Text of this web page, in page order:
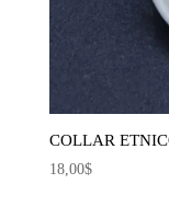
COLLAR
18,00$